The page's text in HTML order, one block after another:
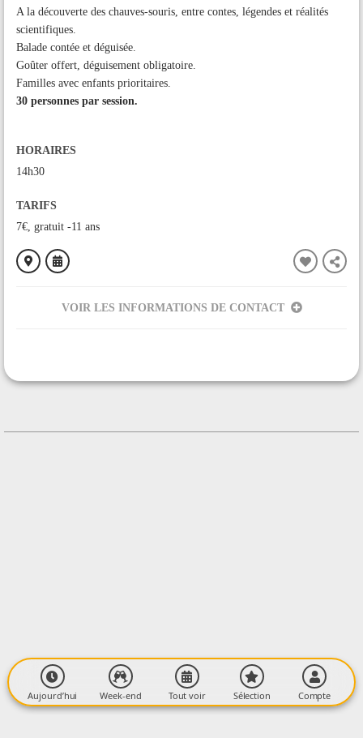
A la découverte des chauves-souris, entre contes, légendes et réalités
scientifiques.
Balade contée et déguisée.
Goûter offert, déguisement obligatoire.
Familles avec enfants prioritaires.
30 personnes par session.
HORAIRES
14h30
TARIFS
7€, gratuit -11 ans
VOIR LES INFORMATIONS DE CONTACT
CONTACT
Contacter l'organisateur
Aujourd’hui Week-end Tout voir Sélection Compte